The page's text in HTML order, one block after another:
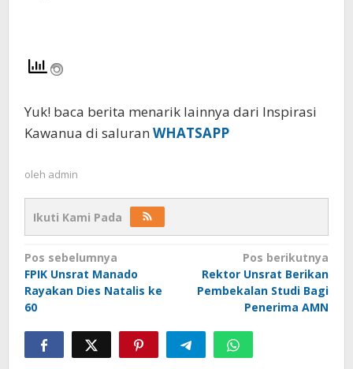
Yuk! baca berita menarik lainnya dari Inspirasi
Kawanua di saluran WHATSAPP
oleh admin
Ikuti Kami Pada
Navigasi
pos
Pos sebelumnya
FPIK Unsrat Manado
Rayakan Dies Natalis ke
60
Pos berikutnya
Rektor Unsrat Berikan
Pembekalan Studi Bagi
Penerima AMN